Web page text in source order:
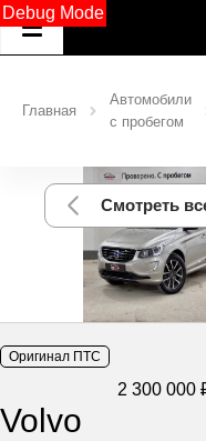
Debug Mode
Главная
Автомобили
с пробегом
Смотреть
Оригинал ПТС
Volvo
2 300 000